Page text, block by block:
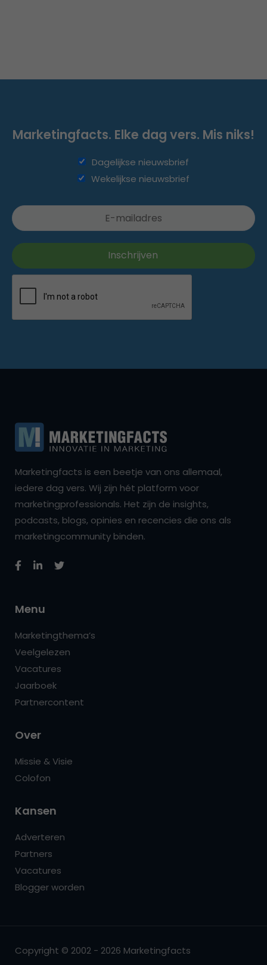
Marketingfacts. Elke dag vers. Mis niks!
Dagelijkse nieuwsbrief
Wekelijkse nieuwsbrief
Marketingfacts is een beetje van ons allemaal,
iedere dag vers. Wij zijn hét platform voor
marketingprofessionals. Het zijn de insights,
podcasts, blogs, opinies en recencies die ons als
marketingcommunity binden.
Menu
Marketingthema’s
Veelgelezen
Vacatures
Jaarboek
Partnercontent
Over
Missie & Visie
Colofon
Kansen
Adverteren
Partners
Vacatures
Blogger worden
Copyright © 2002 - 2026 Marketingfacts